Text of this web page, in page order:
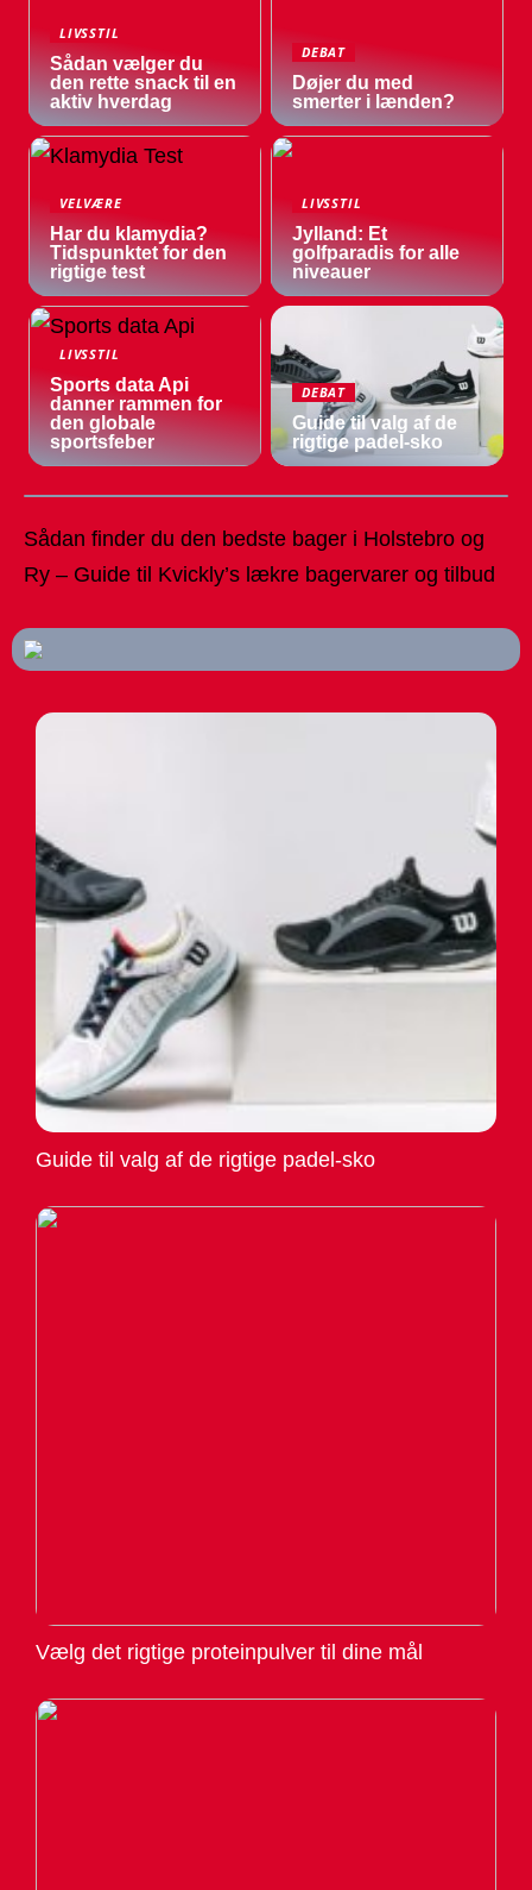
LIVSSTIL
Sådan vælger du
den rette snack til en
aktiv hverdag
DEBAT
Døjer du med
smerter i lænden?
VELVÆRE
Har du klamydia?
Tidspunktet for den
rigtige test
LIVSSTIL
Jylland: Et
golfparadis for alle
niveauer
LIVSSTIL
Sports data Api
danner rammen for
den globale
sportsfeber
DEBAT
Guide til valg af de
rigtige padel-sko
Sådan finder du den bedste bager i Holstebro og
Ry – Guide til Kvickly’s lækre bagervarer og tilbud
Guide til valg af de rigtige padel-sko
Vælg det rigtige proteinpulver til dine mål